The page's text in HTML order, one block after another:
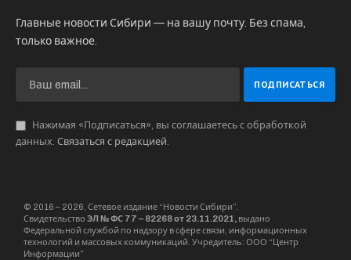
Главные новости Сибири — на вашу почту. Без спама,
только важное.
Нажимая «Подписаться», вы соглашаетесь с обработкой
данных. Связаться с редакцией.
© 2016 – 2026, Сетевое издание “Новости Сибири”.
Свидетельство ЭЛ № ФС 77 – 82268 от 23.11.2021, выдано
Федеральной службой по надзору в сфере связи, информационных
технологий и массовых коммуникаций. Учредитель: ООО “Центр
Информации”